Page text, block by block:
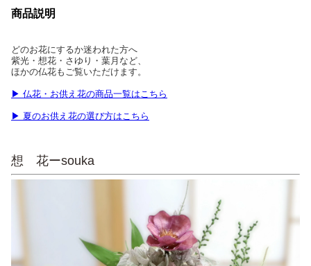
商品説明
どのお花にするか迷われた方へ
紫光・想花・さゆり・葉月など、
ほかの仏花もご覧いただけます。
▶ 仏花・お供え花の商品一覧はこちら
▶ 夏のお供え花の選び方はこちら
想 花ーsouka